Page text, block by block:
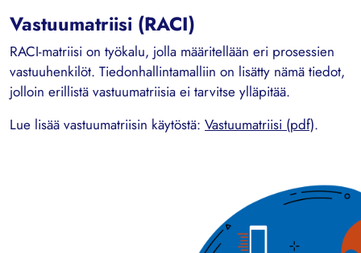
Vastuumatriisi (RACI)
RACI-matriisi on työkalu, jolla määritellään eri prosessien
vastuuhenkilöt. Tiedonhallintamalliin on lisätty nämä tiedot,
jolloin erillistä vastuumatriisia ei tarvitse ylläpitää.
Lue lisää vastuumatriisin käytöstä: Vastuumatriisi (pdf).